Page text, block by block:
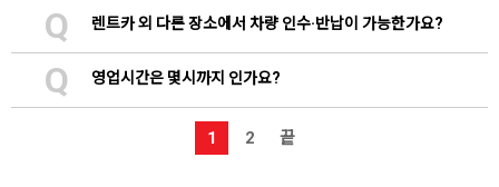
Q 렌트카 외 다른 장소에서 차량 인수·반납이 가능한가요?
Q 영업시간은 몇시까지 인가요?
1 2 끝